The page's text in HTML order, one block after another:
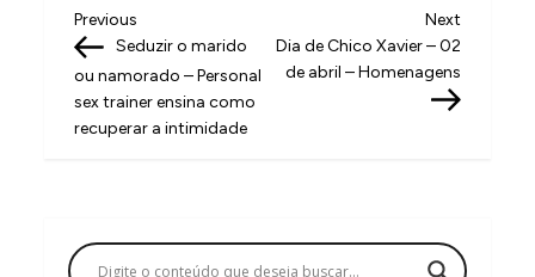
N
a
v
e
ç
Previous
Post
Previous
Seduzir o marido
ou namorado – Personal
sex trainer ensina como
recuperar a intimidade
Next
Post
Next
Dia de Chico Xavier – 02
de abril – Homenagens